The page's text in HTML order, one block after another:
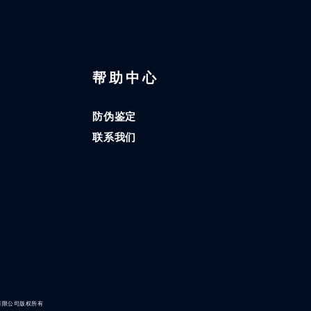
帮助中心
防伪鉴定
联系我们
限公司版权所有